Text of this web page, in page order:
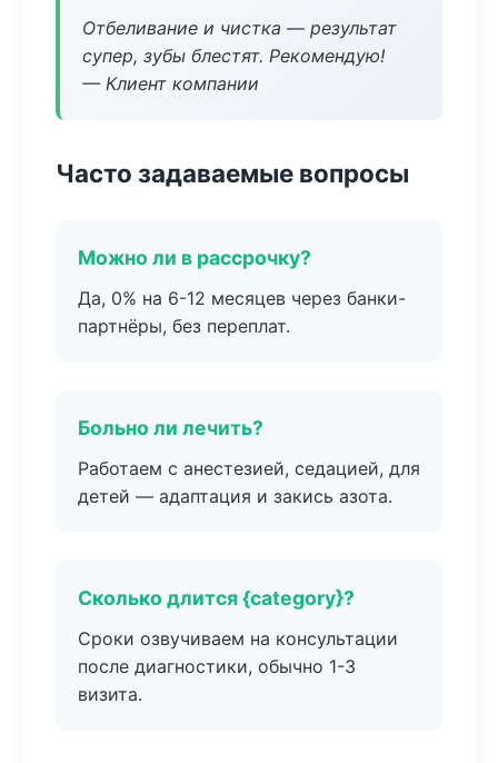
Отбеливание и чистка — результат
супер, зубы блестят. Рекомендую!
— Клиент компании
Часто задаваемые вопросы
Можно ли в рассрочку?
Да, 0% на 6-12 месяцев через банки-
партнёры, без переплат.
Больно ли лечить?
Работаем с анестезией, седацией, для
детей — адаптация и закись азота.
Сколько длится {category}?
Сроки озвучиваем на консультации
после диагностики, обычно 1-3
визита.